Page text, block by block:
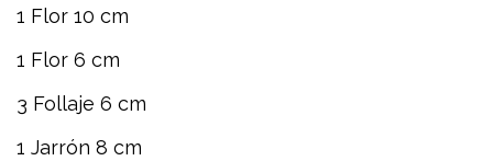
1 Flor 10 cm
1 Flor 6 cm
3 Follaje 6 cm
1 Jarrón 8 cm